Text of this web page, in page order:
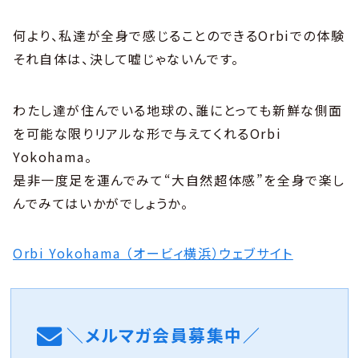
何より、私達が全身で感じることのできるOrbiでの体験
それ自体は、決して嘘じゃないんです。
わたし達が住んでいる地球の、誰にとっても新鮮な側面
を可能な限りリアルな形で与えてくれるOrbi
Yokohama。
是非一度足を運んでみて“大自然超体感”を全身で楽し
んでみてはいかがでしょうか。
Orbi Yokohama （オービィ横浜）ウェブサイト
＼メルマガ会員募集中／